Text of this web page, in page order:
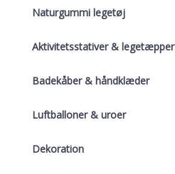
Naturgummi legetøj
Aktivitetsstativer & legetæpper
Badekåber & håndklæder
Luftballoner & uroer
Dekoration